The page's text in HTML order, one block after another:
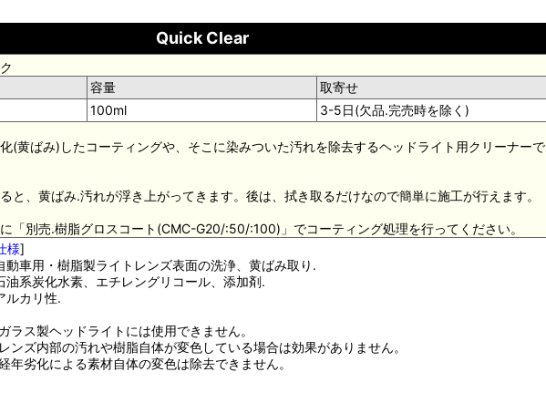
Quick Clear
容量
取寄せ
100ml 3-5日(欠品.完売時を除く)
(黄ばみ)したコーティングや、そこに染みついた汚れを除去するヘッドライト用クリーナーで
と、黄ばみ.汚れが浮き上がってきます。後は、拭き取るだけなので簡単に施工が行えます。
「別売.樹脂グロスコート(CMC-G20/:50/:100)」でコーティング処理を行ってください。
様]
動車用・樹脂製ライトレンズ表面の洗浄、黄ばみ取り.
油系炭化水素、エチレングリコール、添加剤.
ルカリ性.
ラス製ヘッドライトには使用できません。
ンズ内部の汚れや樹脂自体が変色している場合は効果がありません。
年劣化による素材自体の変色は除去できません。